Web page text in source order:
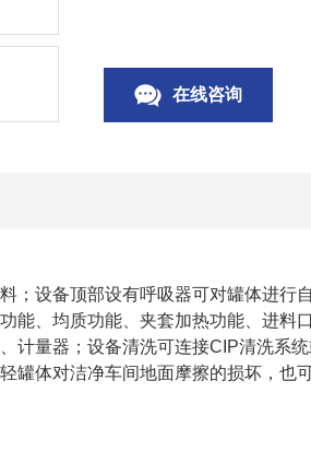
在线咨询
；设备顶部设有呼吸器可对罐体进行
能、均质功能、夹套加热功能、进料
计量器；设备清洗可连接CIP清洗系
罐体对洁净车间地面摩擦的损坏，也